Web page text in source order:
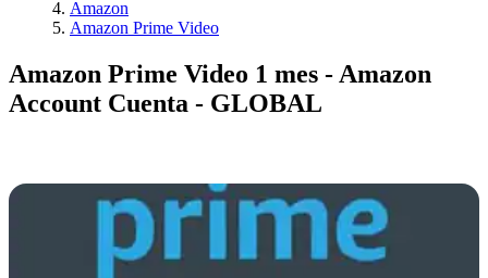
Amazon
Amazon Prime Video
Amazon Prime Video 1 mes - Amazon
Account Cuenta - GLOBAL